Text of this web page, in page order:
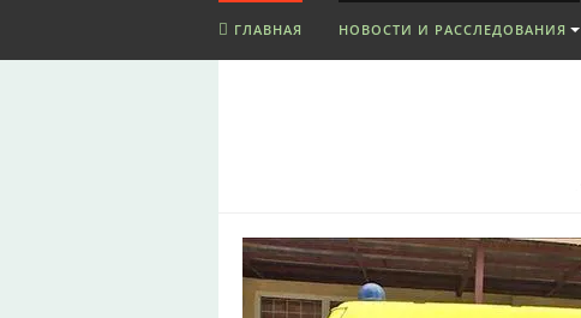
ГЛАВНАЯ НОВОСТИ И РАССЛЕДОВАНИЯ